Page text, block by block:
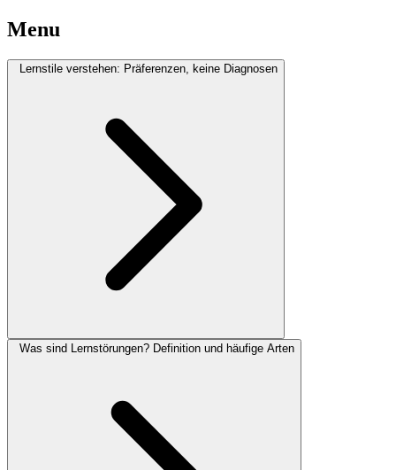
Menu
Lernstile verstehen: Präferenzen, keine Diagnosen
Was sind Lernstörungen? Definition und häufige Arten